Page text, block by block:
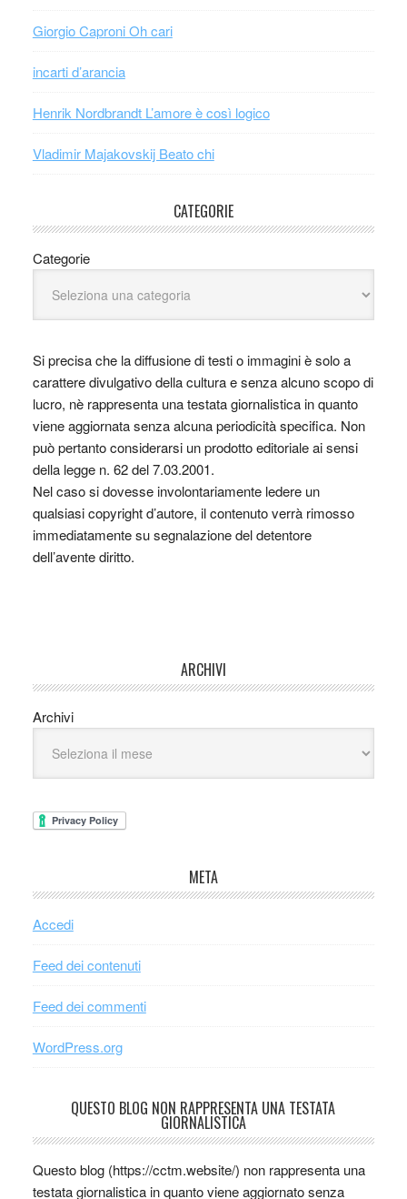
Giorgio Caproni Oh cari
incarti d’arancia
Henrik Nordbrandt L’amore è così logico
Vladimir Majakovskij Beato chi
CATEGORIE
Categorie
Si precisa che la diffusione di testi o immagini è solo a
carattere divulgativo della cultura e senza alcuno scopo di
lucro, nè rappresenta una testata giornalistica in quanto
viene aggiornata senza alcuna periodicità specifica. Non
può pertanto considerarsi un prodotto editoriale ai sensi
della legge n. 62 del 7.03.2001.
Nel caso si dovesse involontariamente ledere un
qualsiasi copyright d’autore, il contenuto verrà rimosso
immediatamente su segnalazione del detentore
dell’avente diritto.
ARCHIVI
Archivi
META
Accedi
Feed dei contenuti
Feed dei commenti
WordPress.org
QUESTO BLOG NON RAPPRESENTA UNA TESTATA
GIORNALISTICA
Questo blog (https://cctm.website/) non rappresenta una
testata giornalistica in quanto viene aggiornato senza